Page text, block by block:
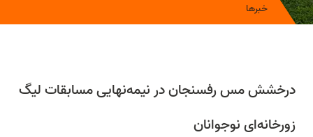
خبرها
درخشش مس رفسنجان در نیمه‌نهایی مسابقات لیگ
زورخانه‌ای نوجوانان